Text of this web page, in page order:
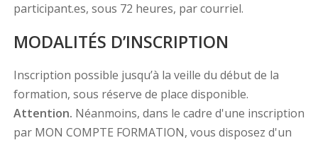
participant.es, sous 72 heures, par courriel.
MODALITÉS D’INSCRIPTION
Inscription possible jusqu’à la veille du début de la
formation, sous réserve de place disponible.
Attention. Néanmoins, dans le cadre d'une inscription
par MON COMPTE FORMATION, vous disposez d'un